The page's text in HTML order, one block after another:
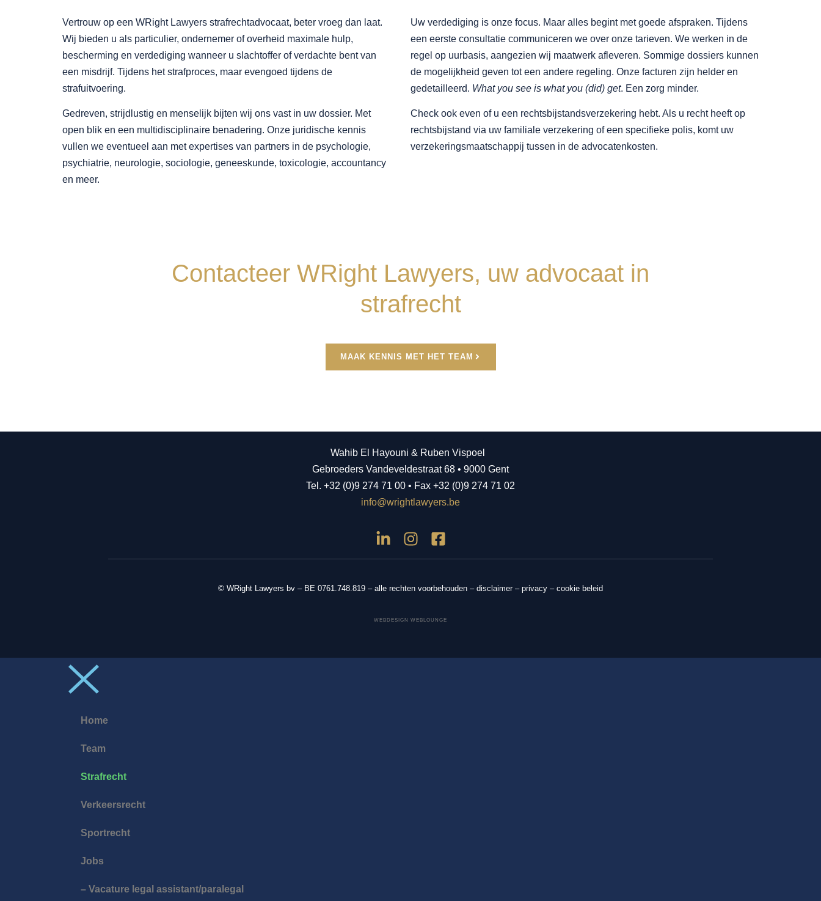
Vertrouw op een WRight Lawyers strafrechtadvocaat, beter vroeg dan laat.
Wij bieden u als particulier, ondernemer of overheid maximale hulp,
bescherming en verdediging wanneer u slachtoffer of verdachte bent van
een misdrijf. Tijdens het strafproces, maar evengoed tijdens de
strafuitvoering.
Gedreven, strijdlustig en menselijk bijten wij ons vast in uw dossier. Met
open blik en een multidisciplinaire benadering. Onze juridische kennis
vullen we eventueel aan met expertises van partners in de psychologie,
psychiatrie, neurologie, sociologie, geneeskunde, toxicologie, accountancy
en meer.
Uw verdediging is onze focus. Maar alles begint met goede afspraken. Tijdens
een eerste consultatie communiceren we over onze tarieven. We werken in de
regel op uurbasis, aangezien wij maatwerk afleveren. Sommige dossiers kunnen
de mogelijkheid geven tot een andere regeling. Onze facturen zijn helder en
gedetailleerd. What you see is what you (did) get. Een zorg minder.
Check ook even of u een rechtsbijstandsverzekering hebt. Als u recht heeft op
rechtsbijstand via uw familiale verzekering of een specifieke polis, komt uw
verzekeringsmaatschappij tussen in de advocatenkosten.
Contacteer WRight Lawyers, uw advocaat in
strafrecht
MAAK KENNIS MET HET TEAM
Wahib El Hayouni & Ruben Vispoel
Gebroeders Vandeveldestraat 68 • 9000 Gent
Tel. +32 (0)9 274 71 00 • Fax +32 (0)9 274 71 02
info@wrightlawyers.be
© WRight Lawyers bv – BE 0761.748.819 – alle rechten voorbehouden – disclaimer– privacy – cookie beleid
WEBDESIGN WEBLOUNGE
Home
Team
Strafrecht
Verkeersrecht
Sportrecht
Jobs
– Vacature legal assistant/paralegal